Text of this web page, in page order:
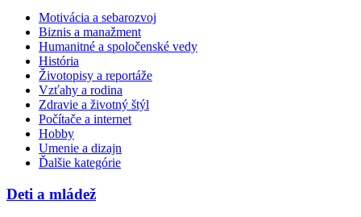
Motivácia a sebarozvoj
Biznis a manažment
Humanitné a spoločenské vedy
História
Životopisy a reportáže
Vzťahy a rodina
Zdravie a životný štýl
Počítače a internet
Hobby
Umenie a dizajn
Ďalšie kategórie
Deti a mládež